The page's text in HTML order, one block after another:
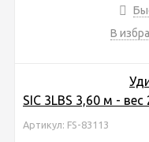
В
SIC 3LBS 3,60 м - вес
Артикул: FS-83113